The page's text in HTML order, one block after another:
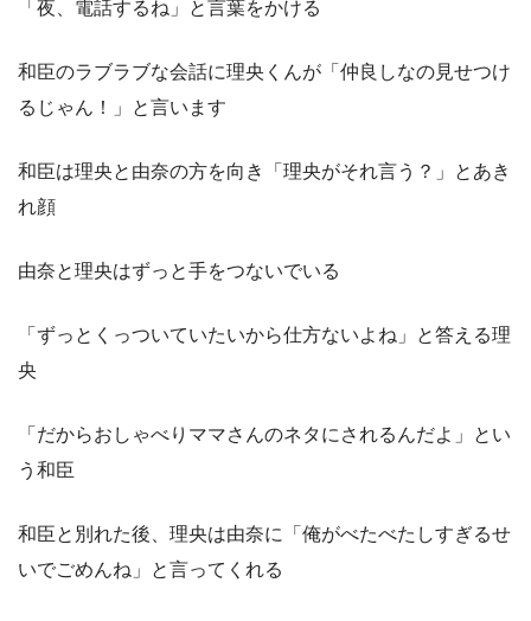
「夜、電話するね」と言葉をかける
和臣のラブラブな会話に理央くんが「仲良しなの見せつけ
るじゃん！」と言います
和臣は理央と由奈の方を向き「理央がそれ言う？」とあき
れ顔
由奈と理央はずっと手をつないでいる
「ずっとくっついていたいから仕方ないよね」と答える理
央
「だからおしゃべりママさんのネタにされるんだよ」とい
う和臣
和臣と別れた後、理央は由奈に「俺がべたべたしすぎるせ
いでごめんね」と言ってくれる